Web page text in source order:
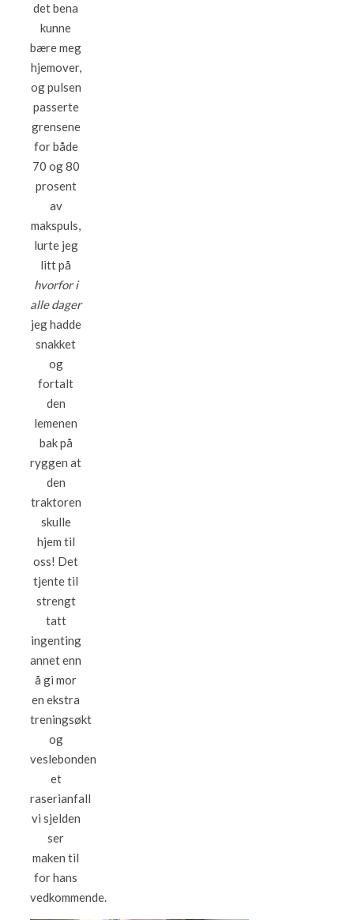
det bena
kunne
bære meg
hjemover,
og pulsen
passerte
grensene
for både
70 og 80
prosent
av
makspuls,
lurte jeg
litt på
hvorfor i
alle dager
jeg hadde
snakket
og
fortalt
den
lemenen
bak på
ryggen at
den
traktoren
skulle
hjem til
oss! Det
tjente til
strengt
tatt
ingenting
annet enn
å gi mor
en ekstra
treningsøkt
og
veslebonden
et
raserianfall
vi sjelden
ser
maken til
for hans
vedkommende.